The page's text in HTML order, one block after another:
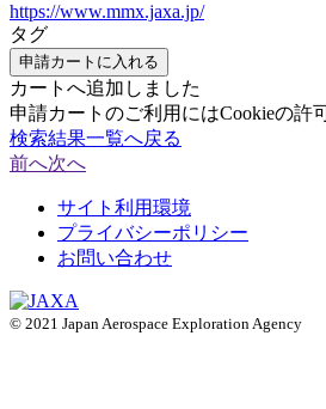
https://www.mmx.jaxa.jp/
タグ
申請カートに入れる
カートへ追加しました
申請カートのご利用にはCookieの許
検索結果一覧へ戻る
前へ次へ
サイト利用環境
プライバシーポリシー
お問い合わせ
© 2021 Japan Aerospace Exploration Agency